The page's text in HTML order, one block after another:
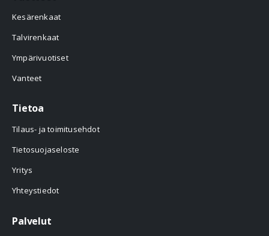
Kesärenkaat
Talvirenkaat
Ympärivuotiset
Vanteet
Tietoa
Tilaus- ja toimitusehdot
Tietosuojaseloste
Yritys
Yhteystiedot
Palvelut